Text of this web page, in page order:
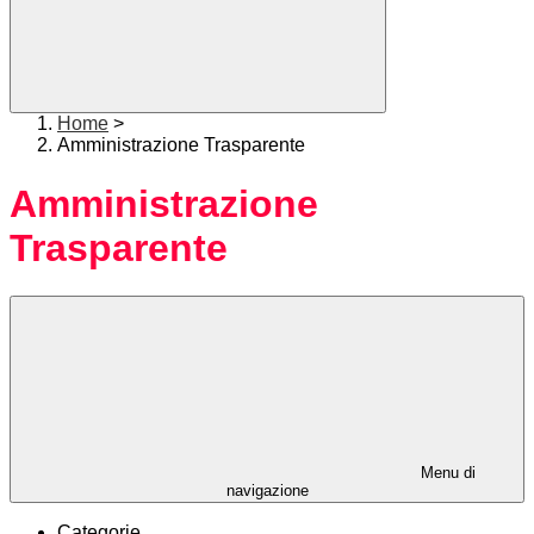
Home >
Amministrazione Trasparente
Amministrazione
Trasparente
Menu di
navigazione